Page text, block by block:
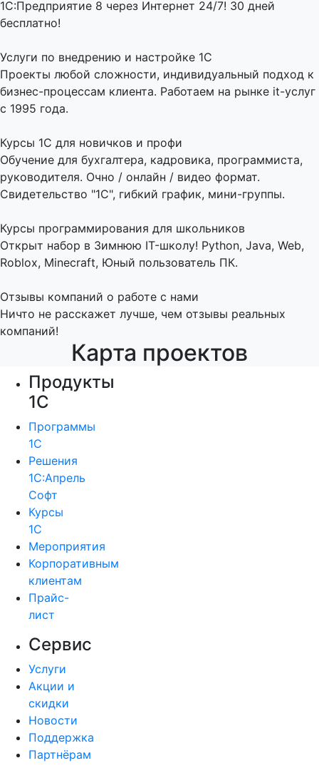
1С:Предприятие 8 через Интернет 24/7! 30 дней
бесплатно!
Услуги по внедрению и настройке 1С
Проекты любой сложности, индивидуальный подход к
бизнес-процессам клиента. Работаем на рынке it-услуг
с 1995 года.
Курсы 1С для новичков и профи
Обучение для бухгалтера, кадровика, программиста,
руководителя. Очно / онлайн / видео формат.
Свидетельство "1С", гибкий график, мини-группы.
Курсы программирования для школьников
Открыт набор в Зимнюю IT-школу! Python, Java, Web,
Roblox, Minecraft, Юный пользователь ПК.
Отзывы компаний о работе с нами
Ничто не расскажет лучше, чем отзывы реальных
компаний!
Карта проектов
Продукты
1С
Программы
1С
Решения
1С:Апрель
Софт
Курсы
1С
Мероприятия
Корпоративным
клиентам
Прайс-
лист
Сервис
Услуги
Акции и
скидки
Новости
Поддержка
Партнёрам